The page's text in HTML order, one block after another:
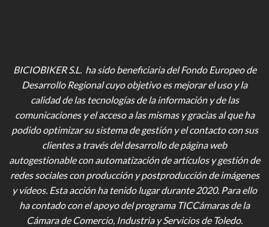
BICIOBIKER S.L. ha sido beneficiaria del Fondo Europeo de
Desarrollo Regional cuyo objetivo es mejorar el uso y la
calidad de las tecnologías de la información y de las
comunicaciones y el acceso a las mismas y gracias al que ha
podido optimizar su sistema de gestión y el contacto con sus
clientes a través del desarrollo de página web
autogestionable con automatización de artículos y gestión de
redes sociales con producción y postproducción de imágenes
y vídeos. Esta acción ha tenido lugar durante 2020. Para ello
ha contado con el apoyo del programa TICCámaras de la
Cámara de Comercio, Industria y Servicios de Toledo.